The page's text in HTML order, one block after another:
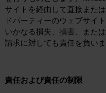
サイトを経由して直接また
ドパーティーのウェブサイ
いかなる損失、損害、また
請求に対しても責任を負いま
責任および責任の制限